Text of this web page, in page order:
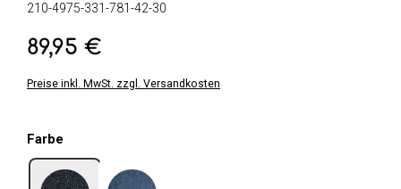
210-4975-331-781-42-30
Regulärer Preis:
89,95 €
Preise inkl. MwSt. zzgl. Versandkosten
Farbe